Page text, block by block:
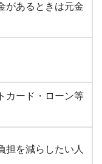
があるときは元金
カード・ローン等
担を減らしたい人